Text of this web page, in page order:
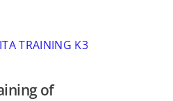
TRAINING K3
of